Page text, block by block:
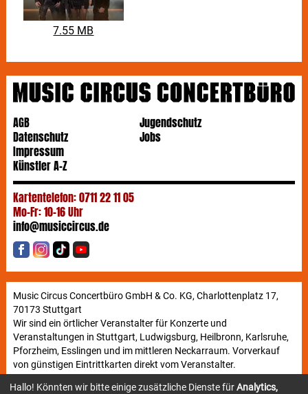
7.55 MB
AGB
Datenschutz
Impressum
Jugendschutz
Jobs
Künstler A-Z
Kartentelefon: 0711 22 11 05
Mo-Fr: 10-16 Uhr
info@musiccircus.de
Music Circus Concertbüro GmbH & Co. KG, Charlottenplatz 17,
70173 Stuttgart
Wir sind ein örtlicher Veranstalter für Konzerte und
Veranstaltungen in Stuttgart, Ludwigsburg, Heilbronn, Karlsruhe,
Pforzheim, Esslingen und im mittleren Neckarraum. Vorverkauf
von günstigen Eintrittkarten direkt vom Veranstalter.
Hallo! Könnten wir bitte einige zusätzliche Dienste fürAnalytics,